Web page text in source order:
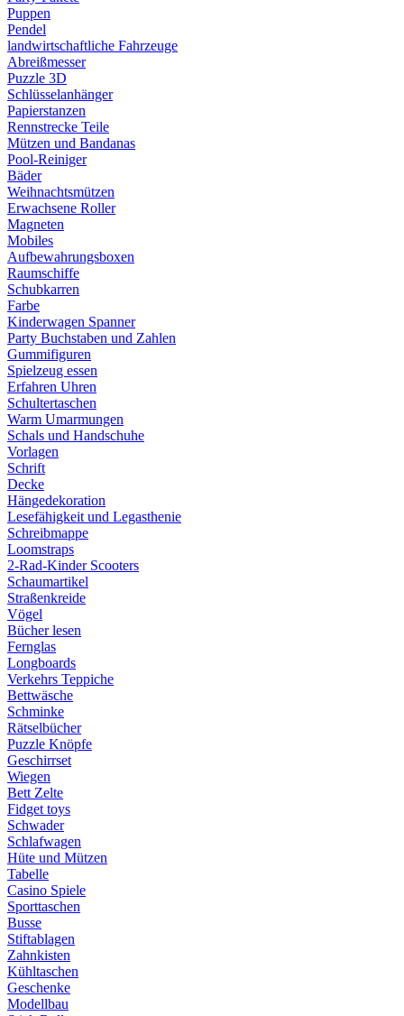
Puppen
Pendel
landwirtschaftliche Fahrzeuge
Abreißmesser
Puzzle 3D
Schlüsselanhänger
Papierstanzen
Rennstrecke Teile
Mützen und Bandanas
Pool-Reiniger
Bäder
Weihnachtsmützen
Erwachsene Roller
Magneten
Mobiles
Aufbewahrungsboxen
Raumschiffe
Schubkarren
Farbe
Kinderwagen Spanner
Party Buchstaben und Zahlen
Gummifiguren
Spielzeug essen
Erfahren Uhren
Schultertaschen
Warm Umarmungen
Schals und Handschuhe
Vorlagen
Schrift
Decke
Hängedekoration
Lesefähigkeit und Legasthenie
Schreibmappe
Loomstraps
2-Rad-Kinder Scooters
Schaumartikel
Straßenkreide
Vögel
Bücher lesen
Fernglas
Longboards
Verkehrs Teppiche
Bettwäsche
Schminke
Rätselbücher
Puzzle Knöpfe
Geschirrset
Wiegen
Bett Zelte
Fidget toys
Schwader
Schlafwagen
Hüte und Mützen
Tabelle
Casino Spiele
Sporttaschen
Busse
Stiftablagen
Zahnkisten
Kühltaschen
Geschenke
Modellbau